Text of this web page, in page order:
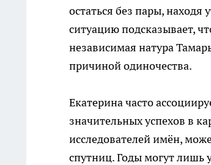
остаться без пары,
ситуацию подсказывает,
независимая натура
причиной одиночества.
Екатерина часто
значительных успехов в
исследователей имён,
спутниц. Годы могут лишь